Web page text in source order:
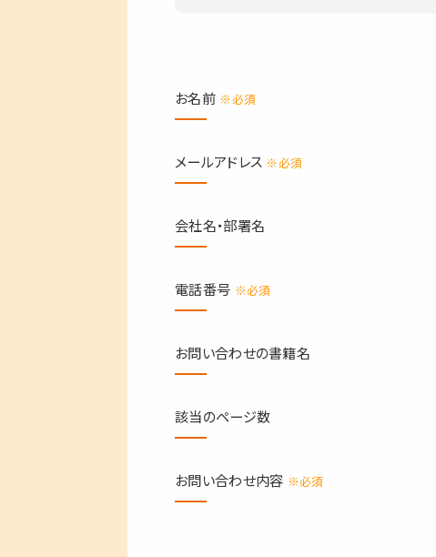
お名前 ※必須
メールアドレス ※必須
会社名・部署名
電話番号 ※必須
お問い合わせの書籍名
該当のページ数
お問い合わせ内容 ※必須